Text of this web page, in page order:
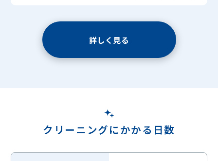
詳しく見る
クリーニングにかかる日数